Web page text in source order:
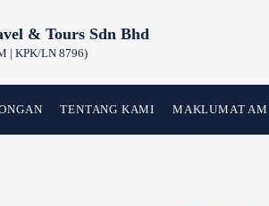
& Tours Sdn Bhd
| KPK/LN 8796)
TENTANG KAMI MAKLUMAT AM